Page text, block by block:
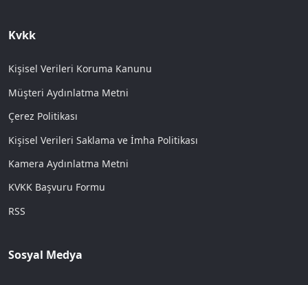
Kvkk
Kişisel Verileri Koruma Kanunu
Müşteri Aydınlatma Metni
Çerez Politikası
Kişisel Verileri Saklama ve İmha Politikası
Kamera Aydınlatma Metni
KVKK Başvuru Formu
RSS
Sosyal Medya